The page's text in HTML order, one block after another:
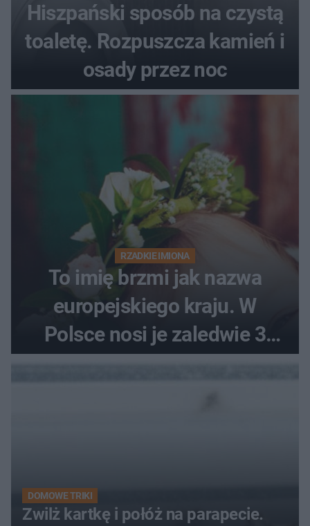
Hiszpański sposób na czystą
toaletę. Rozpuszcza kamień i
osady przez noc
RZADKIE IMIONA
To imię brzmi jak nazwa
europejskiego kraju. W
Polsce nosi je zaledwie 3
DOMOWE TRIKI
Zwilż kartkę i połóż na parapecie.